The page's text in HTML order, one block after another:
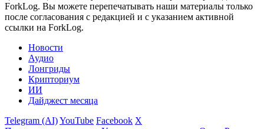
ForkLog. Вы можете перепечатывать наши материалы только
после согласования с редакцией и с указанием активной
ссылки на ForkLog.
Новости
Аудио
Лонгриды
Крипториум
ИИ
Дайджест месяца
Telegram (AI)YouTube Facebook X